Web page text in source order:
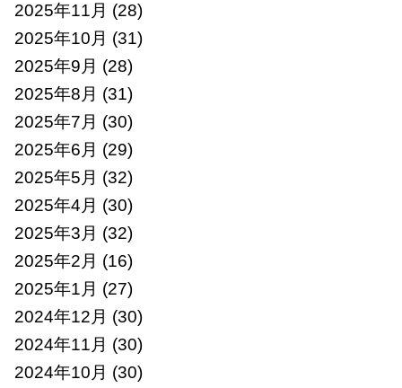
2025年11月 (28)
2025年10月 (31)
2025年9月 (28)
2025年8月 (31)
2025年7月 (30)
2025年6月 (29)
2025年5月 (32)
2025年4月 (30)
2025年3月 (32)
2025年2月 (16)
2025年1月 (27)
2024年12月 (30)
2024年11月 (30)
2024年10月 (30)